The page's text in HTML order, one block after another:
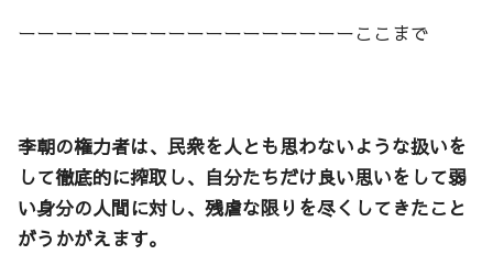
ーーーーーーーーーーーーーーーーーーここまで
李朝の権力者は、民衆を人とも思わないような扱いを
して徹底的に搾取し、自分たちだけ良い思いをして弱
い身分の人間に対し、残虐な限りを尽くしてきたこと
がうかがえます。